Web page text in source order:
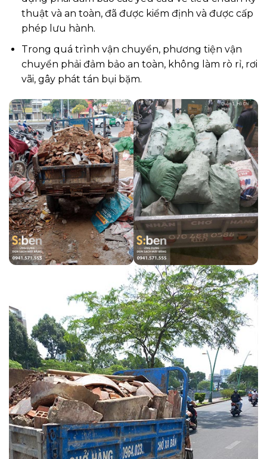
thuật và an toàn, đã được kiểm định và được cấp
phép lưu hành.
Trong quá trình vận chuyển, phương tiện vận
chuyển phải đảm bảo an toàn, không làm rò rỉ, rơi
vãi, gây phát tán bụi bặm.